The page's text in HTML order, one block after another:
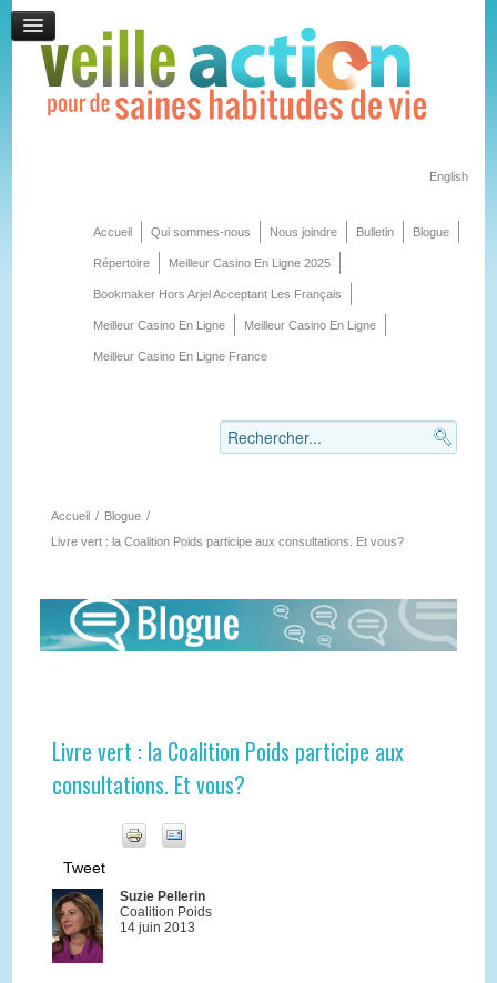
English
Accueil Qui sommes-nous Nous joindre Bulletin Blogue
Répertoire Meilleur Casino En Ligne 2025
Bookmaker Hors Arjel Acceptant Les Français
Meilleur Casino En Ligne Meilleur Casino En Ligne
Meilleur Casino En Ligne France
Accueil / Blogue /
Livre vert : la Coalition Poids participe aux consultations. Et vous?
Livre vert : la Coalition Poids participe aux
consultations. Et vous?
Tweet
Suzie Pellerin
Coalition Poids
14 juin 2013